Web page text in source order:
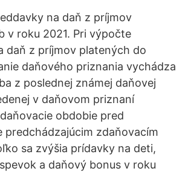
na daň z príjmov
v roku 2021. Pri výpočte
daň z príjmov platených do
daňového priznania vychádza
z poslednej známej daňovej
v daňovom priznaní
obdobie pred
predchádzajúcim zdaňovacím
sa zvýšia prídavky na deti,
a daňový bonus v roku